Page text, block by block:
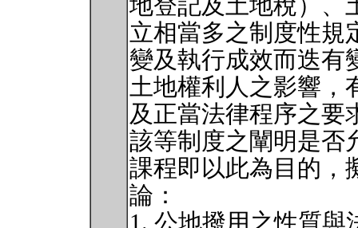
地登記及土地稅）、
立相當多之制度性規
變及執行成效而迭有
土地權利人之影響，
及正當法律程序之要
該等制度之闡明是否
課程即以此為目的，
論：
1. 公地撥用之性質與